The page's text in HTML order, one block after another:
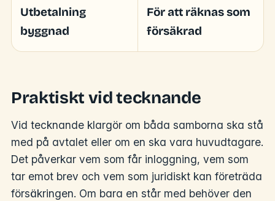
Utbetalning
byggnad
För att räknas som
försäkrad
Praktiskt vid tecknande
Vid tecknande klargör om båda samborna ska stå
med på avtalet eller om en ska vara huvudtagare.
Det påverkar vem som får inloggning, vem som
tar emot brev och vem som juridiskt kan företräda
försäkringen. Om bara en står med behöver den